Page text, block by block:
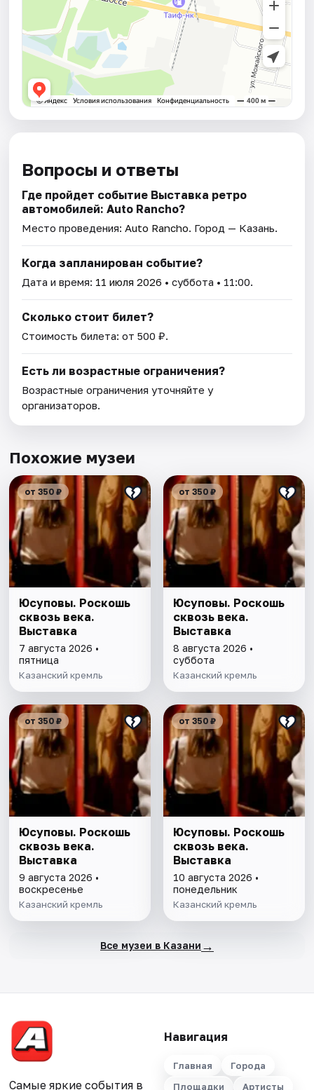
Вопросы и ответы
Где пройдет событие Выставка ретро
автомобилей: Auto Rancho?
Место проведения:Auto Rancho. Город — Казань.
Когда запланирован событие?
Дата и время: 11 июля 2026 • суббота • 11:00.
Сколько стоит билет?
Стоимость билета: от 500 ₽.
Есть ли возрастные ограничения?
Возрастные ограничения уточняйте у
организаторов.
Похожие музеи
от 350 ₽
Юсуповы. Роскошь
сквозь века.
Выставка
7 августа 2026 •
пятница
Казанский кремль
от 350 ₽
Юсуповы. Роскошь
сквозь века.
Выставка
8 августа 2026 •
суббота
Казанский кремль
от 350 ₽
Юсуповы. Роскошь
сквозь века.
Выставка
9 августа 2026 •
воскресенье
Казанский кремль
от 350 ₽
Юсуповы. Роскошь
сквозь века.
Выставка
10 августа 2026 •
понедельник
Казанский кремль
Все музеи в Казани →
Самые яркие события в
Навигация
Главная
Города
Площадки
Артисты